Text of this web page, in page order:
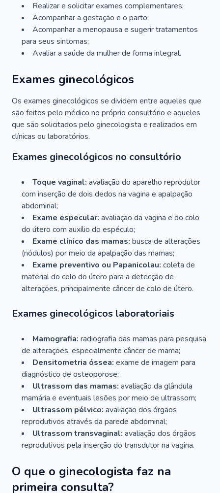
Realizar e solicitar exames complementares;
Acompanhar a gestação e o parto;
Acompanhar a menopausa e sugerir tratamentos
para seus sintomas;
Avaliar a saúde da mulher de forma integral.
Exames ginecológicos
Os exames ginecológicos se dividem entre aqueles que
são feitos pelo médico no próprio consultório e aqueles
que são solicitados pelo ginecologista e realizados em
clínicas ou laboratórios.
Exames ginecológicos no consultório
Toque vaginal: avaliação do aparelho reprodutor
com inserção de dois dedos na vagina e apalpação
abdominal;
Exame especular: avaliação da vagina e do colo
do útero com auxílio do espéculo;
Exame clínico das mamas: busca de alterações
(nódulos) por meio da apalpação das mamas;
Exame preventivo ou Papanicolau: coleta de
material do colo do útero para a detecção de
alterações, principalmente câncer de colo de útero.
Exames ginecológicos laboratoriais
Mamografia: radiografia das mamas para pesquisa
de alterações, especialmente câncer de mama;
Densitometria óssea: exame de imagem para
diagnóstico de osteoporose;
Ultrassom das mamas: avaliação da glândula
mamária e eventuais lesões por meio de ultrassom;
Ultrassom pélvico: avaliação dos órgãos
reprodutivos através da parede abdominal;
Ultrassom transvaginal: avaliação dos órgãos
reprodutivos pela inserção do transdutor na vagina.
O que o ginecologista faz na
primeira consulta?